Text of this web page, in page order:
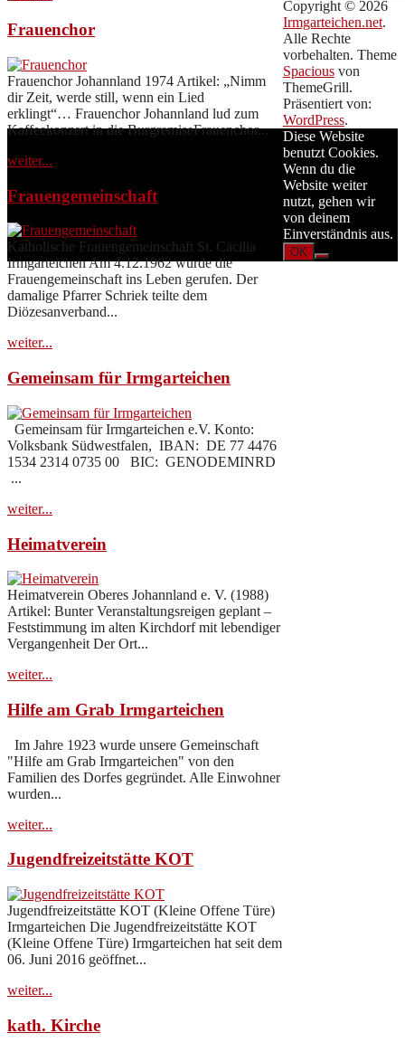
Frauenchor
Frauenchor Johannland 1974 Artikel: „Nimm
dir Zeit, werde still, wenn ein Lied
erklingt“… Frauenchor Johannland lud zum
Kaffeekonzert in die BurgremiseFrauenchor...
weiter...
Frauengemeinschaft
Katholische Frauengemeinschaft St. Cäcilia
Irmgarteichen Am 4.12.1962 wurde die
Frauengemeinschaft ins Leben gerufen. Der
damalige Pfarrer Schriek teilte dem
Diözesanverband...
weiter...
Gemeinsam für Irmgarteichen
Gemeinsam für Irmgarteichen e.V. Konto:
Volksbank Südwestfalen, IBAN: DE 77 4476
1534 2314 0735 00 BIC: GENODEMINRD
...
weiter...
Heimatverein
Heimatverein Oberes Johannland e. V. (1988)
Artikel: Bunter Veranstaltungsreigen geplant –
Feststimmung im alten Kirchdorf mit lebendiger
Vergangenheit Der Ort...
weiter...
Hilfe am Grab Irmgarteichen
Im Jahre 1923 wurde unsere Gemeinschaft
"Hilfe am Grab Irmgarteichen" von den
Familien des Dorfes gegründet. Alle Einwohner
wurden...
weiter...
Jugendfreizeitstätte KOT
Jugendfreizeitstätte KOT (Kleine Offene Türe)
Irmgarteichen Die Jugendfreizeitstätte KOT
(Kleine Offene Türe) Irmgarteichen hat seit dem
06. Juni 2016 geöffnet...
weiter...
kath. Kirche
Copyright © 2026
Irmgarteichen.net.
Alle Rechte
vorbehalten. Theme
Spaciousvon
ThemeGrill.
Präsentiert von:
WordPress.
Diese Website
benutzt Cookies.
Wenn du die
Website weiter
nutzt, gehen wir
von deinem
Einverständnis aus.
OK